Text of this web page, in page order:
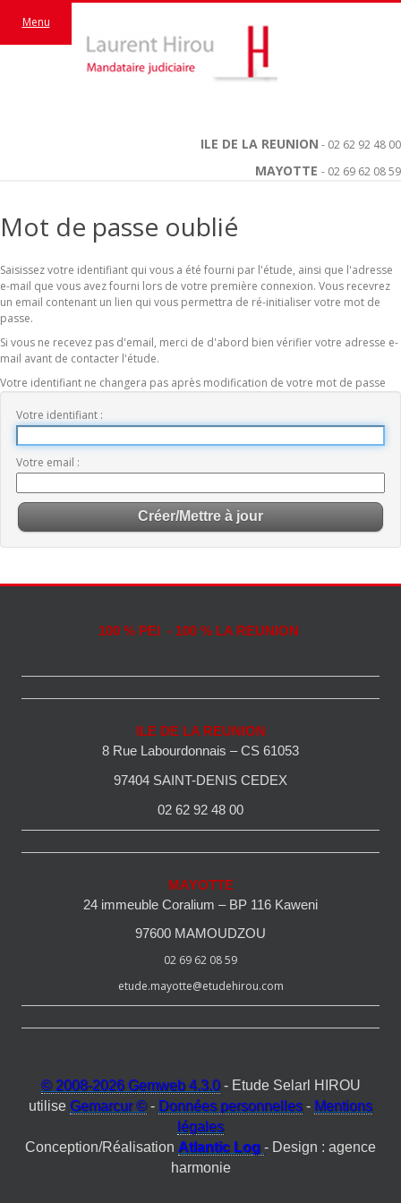
ILE DE LA REUNION - 02 62 92 48 00
MAYOTTE - 02 69 62 08 59
Menu
Mot de passe oublié
Saisissez votre identifiant qui vous a été fourni par l'étude, ainsi que l'adresse
e-mail que vous avez fourni lors de votre première connexion. Vous recevrez
un email contenant un lien qui vous permettra de ré-initialiser votre mot de
passe.
Si vous ne recevez pas d'email, merci de d'abord bien vérifier votre adresse e-
mail avant de contacter l'étude.
Votre identifiant ne changera pas après modification de votre mot de passe
Votre identifiant
Votre email
100 % PEI - 100 % LA REUNION
ILE DE LA REUNION
8 Rue Labourdonnais – CS 61053
97404 SAINT-DENIS CEDEX
02 62 92 48 00
MAYOTTE
24 immeuble Coralium – BP 116 Kaweni
97600 MAMOUDZOU
02 69 62 08 59
etude.mayotte@etudehirou.com
© 2008-2026 Gemweb 4.3.0- Etude Selarl HIROU
utilise Gemarcur © - Données personnelles - Mentions
légales
Conception/Réalisation Atlantic Log - Design : agence
harmonie